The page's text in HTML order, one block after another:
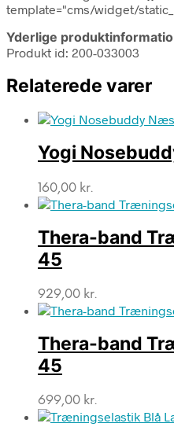
template="cms/widget/
Yderlige
Produkt id: 200-033003
Relaterede varer
Yogi
160,00 kr.
Thera-band
45
929,00 kr.
Thera-band
45
699,00 kr.